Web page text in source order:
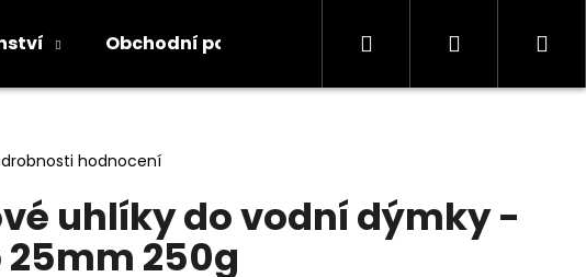
Obchodní podmínky Kontakty Informace
Hledat Přihlášení
hodnocení
uhlíky do vodní dýmky -
25mm 250g